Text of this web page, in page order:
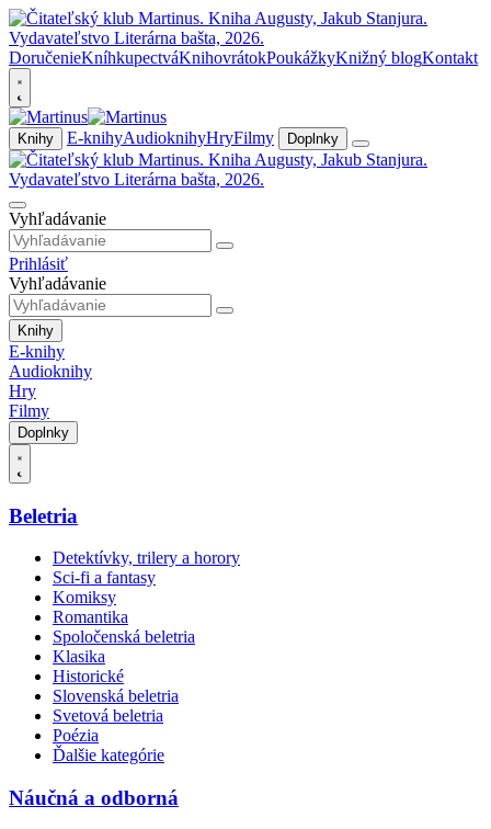
DoručenieKníhkupectváKnihovrátokPoukážkyKnižný blogKontakt
Knihy E-knihyAudioknihyHryFilmy Doplnky
Vyhľadávanie
Prihlásiť
Vyhľadávanie
Knihy
E-knihy
Audioknihy
Hry
Filmy
Doplnky
Beletria
Detektívky, trilery a horory
Sci-fi a fantasy
Komiksy
Romantika
Spoločenská beletria
Klasika
Historické
Slovenská beletria
Svetová beletria
Poézia
Ďalšie kategórie
Náučná a odborná